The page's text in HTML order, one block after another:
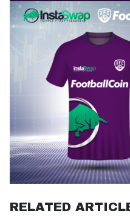
RELATED